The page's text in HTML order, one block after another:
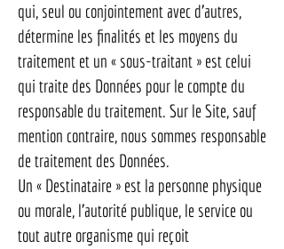
qui, seul ou conjointement avec d’autres,
détermine les finalités et les moyens du
traitement et un « sous-traitant » est celui
qui traite des Données pour le compte du
responsable du traitement. Sur le Site, sauf
mention contraire, nous sommes responsable
de traitement des Données.
Un « Destinataire » est la personne physique
ou morale, l’autorité publique, le service ou
tout autre organisme qui reçoit